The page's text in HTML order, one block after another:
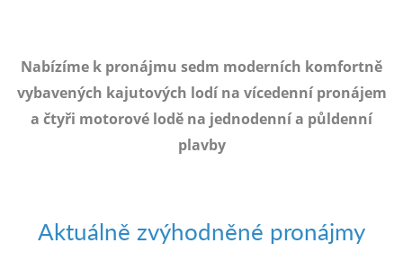
Nabízíme k pronájmu sedm moderních komfortně
vybavených kajutových lodí na vícedenní pronájem
a čtyři motorové lodě na jednodenní a půldenní
plavby
Aktuálně zvýhodněné pronájmy
objednat
poukaz